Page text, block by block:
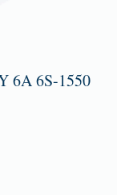
6A 6S-1550